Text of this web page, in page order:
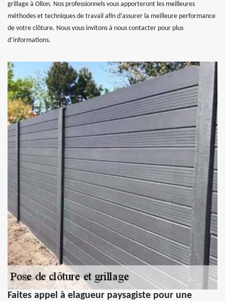
grillage à Ollon. Nos professionnels vous apporteront les meilleures
méthodes et techniques de travail afin d’assurer la meilleure performance
de votre clôture. Nous vous invitons à nous contacter pour plus
d’informations.
Faites appel à elagueur paysagiste pour une